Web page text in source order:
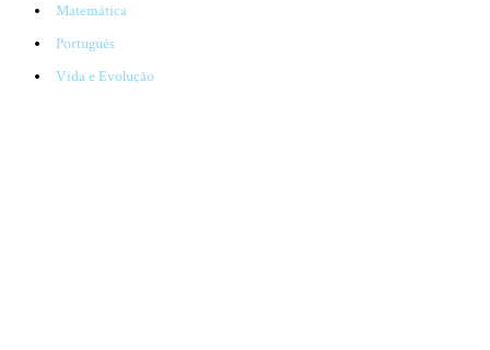
Matemática
Português
Vida e Evolução